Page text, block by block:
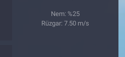
Nem: %25
Rüzgar: 7.50 m/s